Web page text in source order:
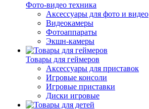
Фото-видео техника
Аксессуары для фото и видео
Видеокамеры
Фотоаппараты
Экшн-камеры
Товары для геймеров
Аксессуары для приставок
Игровые консоли
Игровые приставки
Диски игровые